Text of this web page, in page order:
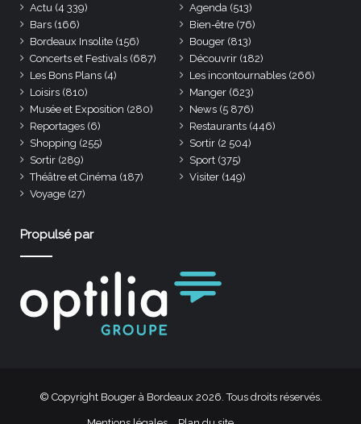
Actu (4 339) Agenda (513)
Bars (166) Bien-être (76)
Bordeaux Insolite (156) Bouger (813)
Concerts et Festivals (687) Découvrir (182)
Les Bons Plans (4) Les incontournables (266)
Loisirs (810) Manger (623)
Musée et Exposition (280) News (5 876)
Reportages (6) Restaurants (446)
Shopping (255) Sortir (2 504)
Sortir (289) Sport (375)
Théâtre et Cinéma (187) Visiter (149)
Voyage (27)
Propulsé par
© Copyright Bouger à Bordeaux 2026. Tous droits réservés.